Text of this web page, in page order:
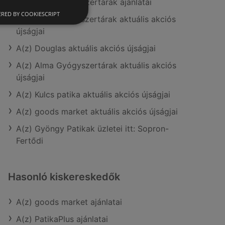
A(z) Alma Gyógyszertárak ajánlatai
A(z) Benu Gyógyszertárak aktuális akciós
újságjai
A(z) Douglas aktuális akciós újságjai
A(z) Alma Gyógyszertárak aktuális akciós
újságjai
A(z) Kulcs patika aktuális akciós újságjai
A(z) goods market aktuális akciós újságjai
A(z) Gyöngy Patikak üzletei itt: Sopron-
Fertődi
Hasonló kiskereskedők
A(z) goods market ajánlatai
A(z) PatikaPlus ajánlatai
BY COOKIESCRIPT